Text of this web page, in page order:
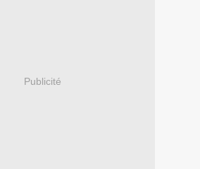
Publicité